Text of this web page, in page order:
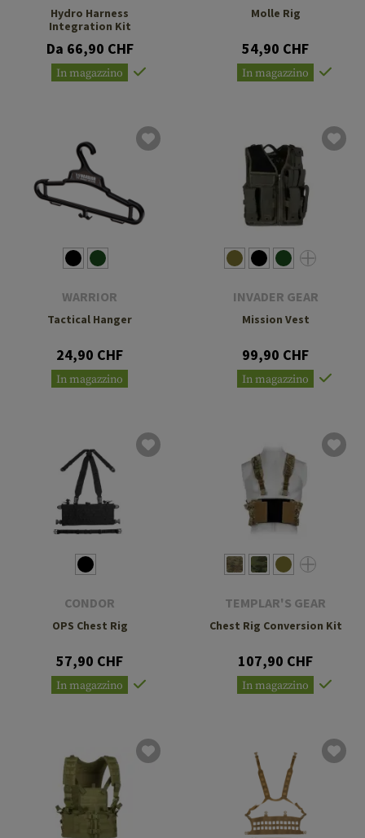
Hydro Harness
Integration Kit
Da 66,90 CHF
In magazzino
Molle Rig
54,90 CHF
In magazzino
WARRIOR
Tactical Hanger
24,90 CHF
In magazzino
INVADER GEAR
Mission Vest
99,90 CHF
In magazzino
CONDOR
OPS Chest Rig
57,90 CHF
In magazzino
TEMPLAR'S GEAR
Chest Rig Conversion Kit
107,90 CHF
In magazzino